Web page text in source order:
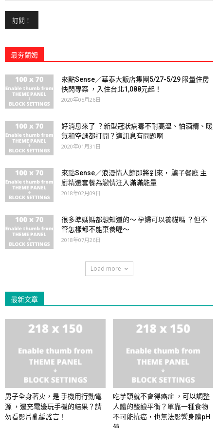
最夯蘭姆
來點Sense／華泰大飯店集團5/27-5/29 限量住房
快閃專案 ，入住台北1,088元起！
2020年05月26日
好消息來了 ？新型冠狀病毒不耐高溫、怕酒精、暖
氣和空調都打開？這訊息有問題啊
2020年01月31日
來點Sense／浪漫情人節即將到來， 驢子餐廳 主
廚精選套餐為戀情注入滿滿能量
2018年02月09日
很多準媽媽都想知道的～ 孕婦可以養貓嗎 ？但不
管怎樣都不能棄養喔～
2018年07月26日
Load more
最新文章
男子全身著火，是 手機用行動電
源 ，邊充電邊玩手機的結果？請
勿看影片亂編謠言！
吃芋頭就不會得癌症 ，可以調整
人體的酸鹼平衡？單靠一種食物
不可能抗癌，也無法影響身體pH